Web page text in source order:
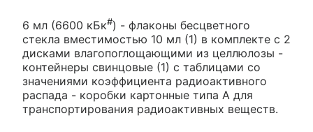
6 мл (6600 кБк#) - флаконы бесцветного
стекла вместимостью 10 мл (1) в комплекте с 2
дисками влагопоглощающими из целлюлозы -
контейнеры свинцовые (1) с таблицами со
значениями коэффициента радиоактивного
распада - коробки картонные типа А для
транспортирования радиоактивных веществ.